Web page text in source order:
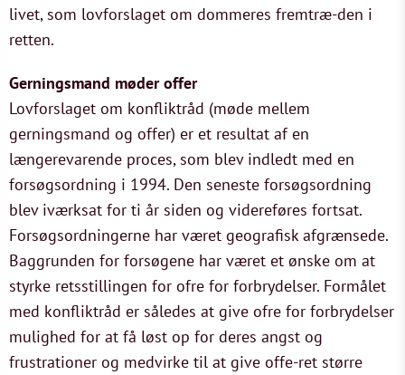
livet, som lovforslaget om dommeres fremtræ-den i
retten.
Gerningsmand møder offer
Lovforslaget om konfliktråd (møde mellem
gerningsmand og offer) er et resultat af en
længerevarende proces, som blev indledt med en
forsøgsordning i 1994. Den seneste forsøgsordning
blev iværksat for ti år siden og videreføres fortsat.
Forsøgsordningerne har været geografisk afgrænsede.
Baggrunden for forsøgene har været et ønske om at
styrke retsstillingen for ofre for forbrydelser. Formålet
med konfliktråd er således at give ofre for forbrydelser
mulighed for at få løst op for deres angst og
frustrationer og medvirke til at give offe-ret større